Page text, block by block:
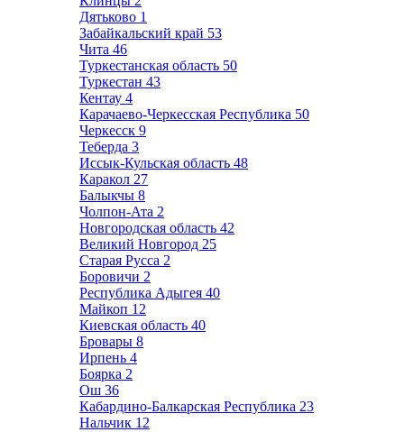
Дятьково 1
Забайкальский край 53
Чита 46
Туркестанская область 50
Туркестан 43
Кентау 4
Карачаево-Черкесская Республика 50
Черкесск 9
Теберда 3
Иссык-Кульская область 48
Каракол 27
Балыкчы 8
Чолпон-Ата 2
Новгородская область 42
Великий Новгород 25
Старая Русса 2
Боровичи 2
Республика Адыгея 40
Майкоп 12
Киевская область 40
Бровары 8
Ирпень 4
Боярка 2
Ош 36
Кабардино-Балкарская Республика 23
Нальчик 12